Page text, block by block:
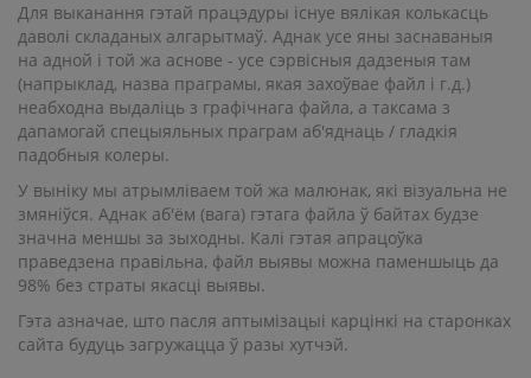
Для выканання гэтай працэдуры існуе вялікая колькасць
даволі складаных алгарытмаў. Аднак усе яны заснаваныя
на адной і той жа аснове - усе сэрвісныя дадзеныя там
(напрыклад, назва праграмы, якая захоўвае файл і г.д.)
неабходна выдаліць з графічнага файла, а таксама з
дапамогай спецыяльных праграм аб'яднаць / гладкія
падобныя колеры.
У выніку мы атрымліваем той жа малюнак, які візуальна не
змяніўся. Аднак аб'ём (вага) гэтага файла ў байтах будзе
значна меншы за зыходны. Калі гэтая апрацоўка
праведзена правільна, файл выявы можна паменшыць да
98% без страты якасці выявы.
Гэта азначае, што пасля аптымізацыі карцінкі на старонках
сайта будуць загружацца ў разы хутчэй.